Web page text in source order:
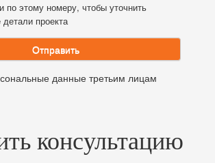
этому номеру, чтобы уточнить
проекта
Отправить
данные третьим лицам
консультацию